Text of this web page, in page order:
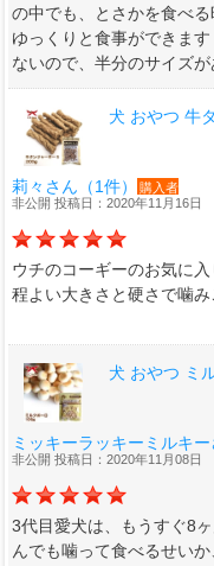
の中でも、とさかを食べ
ゆっくりと食事ができま
ないので、半分のサイズが
犬 おやつ 牛
莉々さん（1件）
購入者
非公開 投稿日：2020年11月16日
ウチのコーギーのお気に入
程よい大きさと硬さで噛み
犬 おやつ ミ
ミッキーラッキーミルキー
非公開 投稿日：2020年11月08日
3代目愛犬は、もうすぐ8
んでも噛って食べるせい